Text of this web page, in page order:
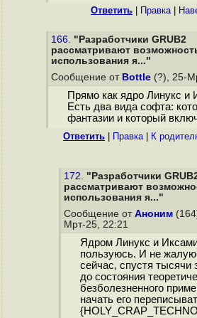
Ответить Правка|
166. "Разработчики GRUB2
рассматривают
использования я..."
Сообщение от Bottle (?), 25-
Прямо как ядро Линукс и
Есть два вида софта:
фантазии и который
Ответить Правка| К
172. "Разработчики
рассматривают
использования я..."
Сообщение от Аноним
Мрт-25, 22:21
Ядром Линукс и
пользуюсь. И не
сейчас, спустя
до состояния
безболезненного
начать его